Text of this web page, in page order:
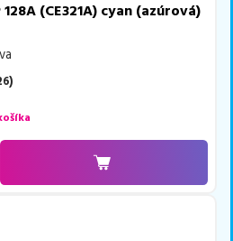
(CE321A) cyan (azúrová)
)